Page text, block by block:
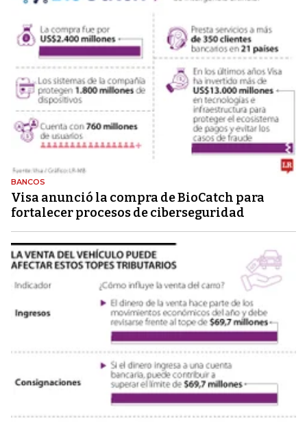
BANCOS
Visa anunció la compra de BioCatch para
fortalecer procesos de ciberseguridad